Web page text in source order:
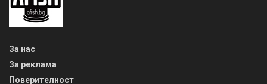
За нас
За реклама
Поверителност